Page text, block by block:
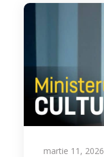
martie 11, 2026